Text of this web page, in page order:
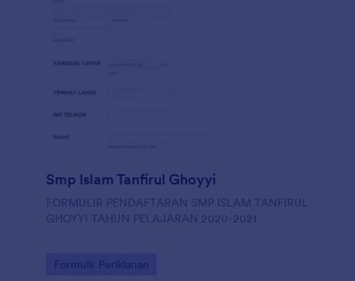
Smp Islam Tanfirul Ghoyyi
FORMULIR PENDAFTARAN SMP ISLAM TANFIRUL
GHOYYI TAHUN PELAJARAN 2020-2021
Go to Category:
Formulir Periklanan